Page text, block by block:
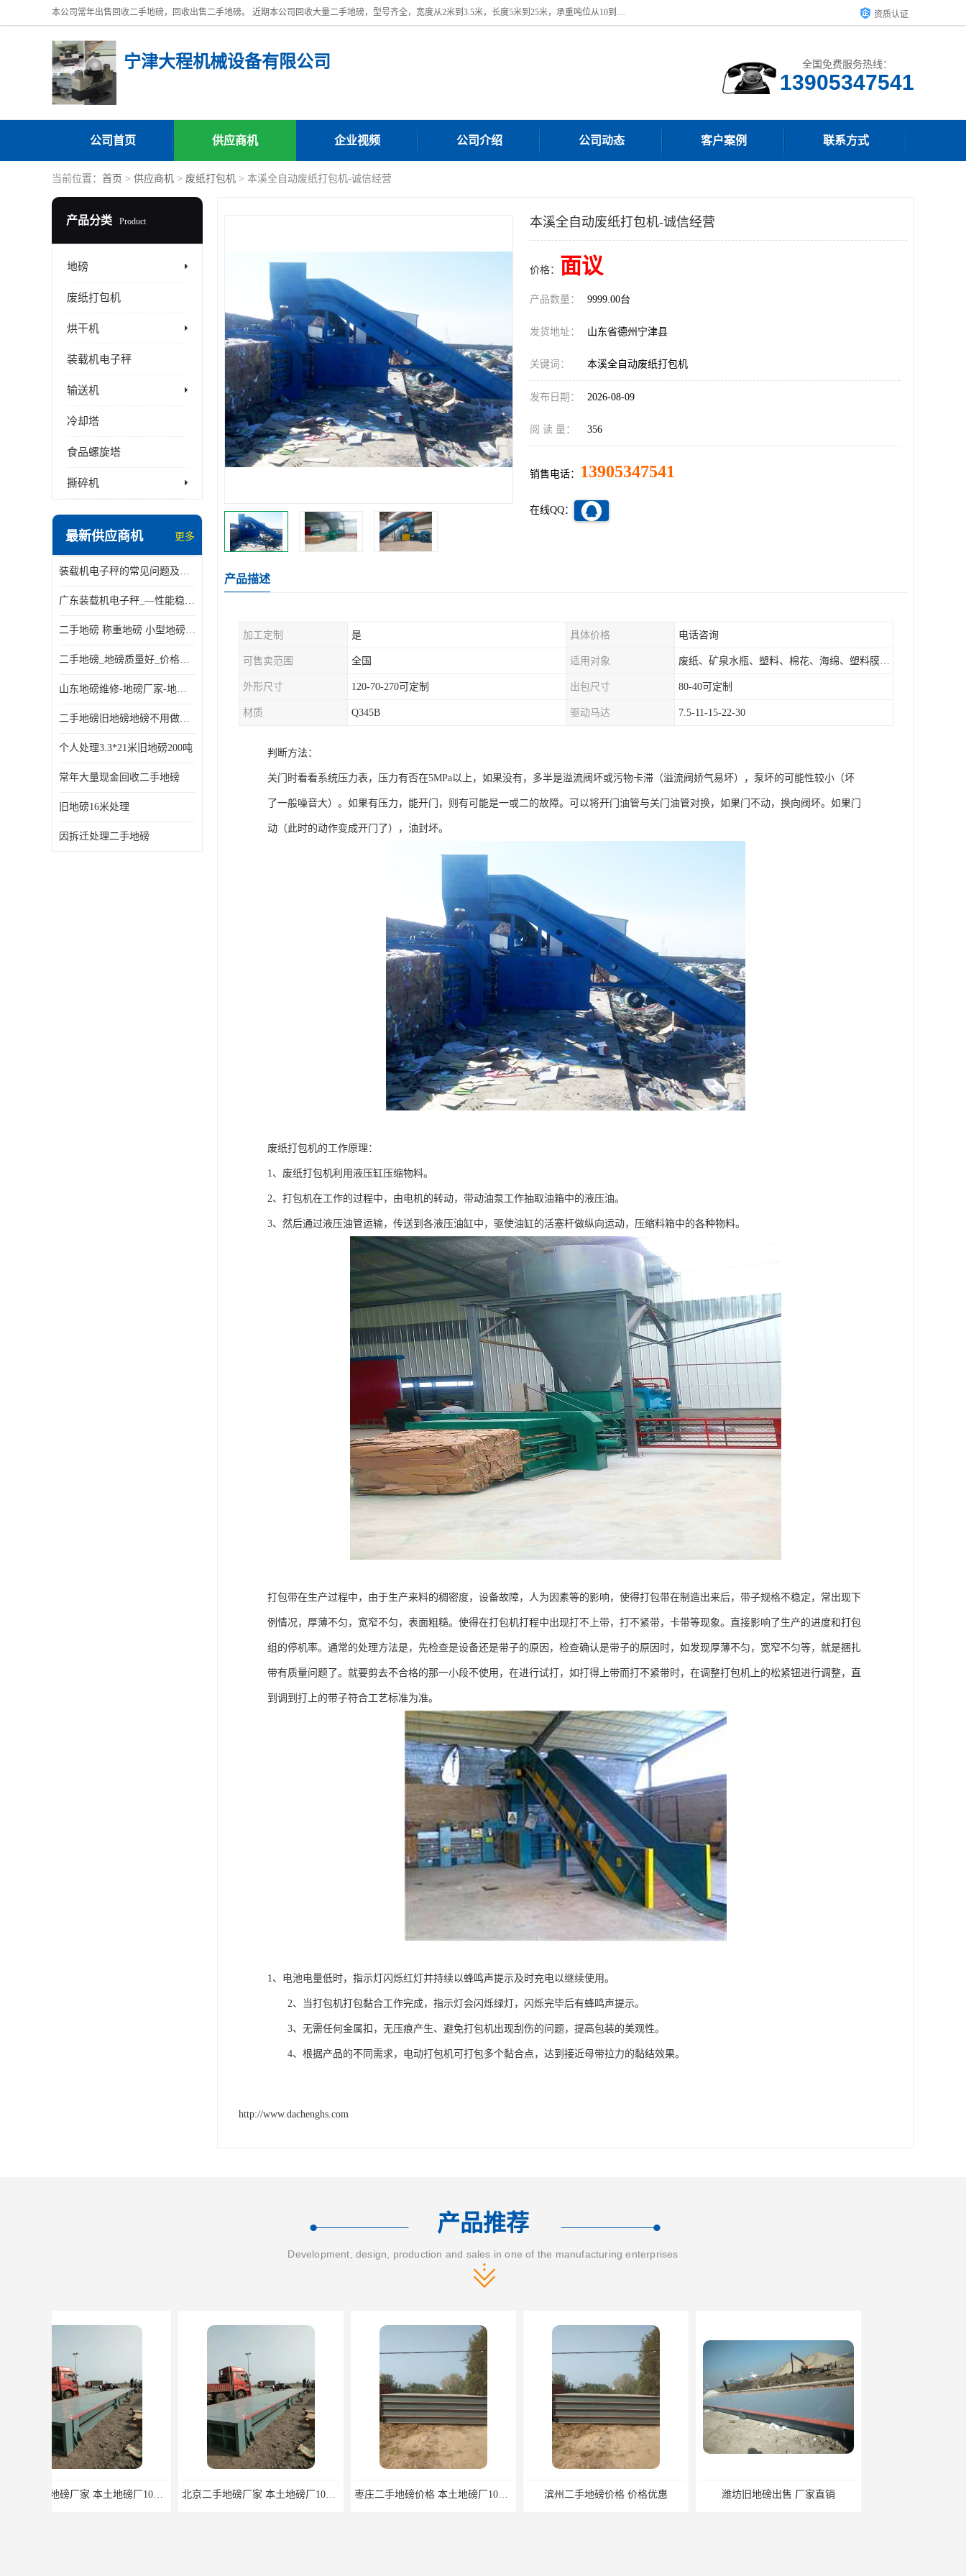
本公司常年出售回收二手地磅，回收出售二手地磅。 近期本公司回收大量二手地磅，型号齐全，宽度从2米到3.5米，长度5米到25米，承重吨位从10到200吨，成色7—9成新。 ? 使用年限6个月至2年，产品来源于个人闲置品，工矿企业停用品，因小换大而来。 精准度和新的一样， 二手地磅是内行人的选择，打个电话就省钱朋友您好等什么 资质认证
宁津大程机械设备有限公司 全国免费服务热线：
13905347541
公司首页 供应商机 企业视频 公司介绍 公司动态 客户案例 联系方式
当前位置： 首页 > 供应商机 > 废纸打包机 > 本溪全自动废纸打包机-诚信经营
产品分类 Product
地磅
废纸打包机
烘干机
装载机电子秤
输送机
冷却塔
食品螺旋塔
撕碎机
最新供应商机 更多
装载机电子秤的常见问题及解决方法介绍
广东装载机电子秤_—性能稳定—操作简单—品质可靠
二手地磅 称重地磅 小型地磅 一百吨地磅
二手地磅_地磅质量好_价格便宜这里找【地磅行家】
山东地磅维修-地磅厂家-地磅价格-二手地磅
二手地磅旧地磅地磅不用做地基
个人处理3.3*21米旧地磅200吨
常年大量现金回收二手地磅
旧地磅16米处理
因拆迁处理二手地磅
本溪全自动废纸打包机-诚信经营
价格： 面议
产品数量： 9999.00台
发货地址： 山东省德州宁津县
关键词： 本溪全自动废纸打包机
发布日期： 2026-08-09
阅 读 量： 356
销售电话： 13905347541
在线QQ：
产品描述
加工定制 是 具体价格 电话咨询
可售卖范围 全国 适用对象 废纸、矿泉水瓶、塑料、棉花、海绵、塑料膜、垃圾、废料等
外形尺寸 120-70-270可定制 出包尺寸 80-40可定制
材质 Q345B 驱动马达 7.5-11-15-22-30
判断方法：
关门时看看系统压力表，压力有否在5MPa以上，如果没有，多半是溢流阀坏或污物卡滞（溢流阀娇气易坏），泵坏的可能性较小（坏
了一般噪音大）。如果有压力，能开门，则有可能是一或二的故障。可以将开门油管与关门油管对换，如果门不动，换向阀坏。如果门
动（此时的动作变成开门了），油封坏。
废纸打包机的工作原理：
1、废纸打包机利用液压缸压缩物料。
2、打包机在工作的过程中，由电机的转动，带动油泵工作抽取油箱中的液压油。
3、然后通过液压油管运输，传送到各液压油缸中，驱使油缸的活塞杆做纵向运动，压缩料箱中的各种物料。
打包带在生产过程中，由于生产来料的稠密度，设备故障，人为因素等的影响，使得打包带在制造出来后，带子规格不稳定，常出现下
例情况，厚薄不匀，宽窄不匀，表面粗糙。使得在打包机打程中出现打不上带，打不紧带，卡带等现象。直接影响了生产的进度和打包
组的停机率。通常的处理方法是，先检查是设备还是带子的原因，检查确认是带子的原因时，如发现厚薄不匀，宽窄不匀等，就是捆扎
带有质量问题了。就要剪去不合格的那一小段不使用，在进行试打，如打得上带而打不紧带时，在调整打包机上的松紧钮进行调整，直
到调到打上的带子符合工艺标准为准。
1、电池电量低时，指示灯闪烁红灯并持续以蜂鸣声提示及时充电以继续使用。
2、当打包机打包黏合工作完成，指示灯会闪烁绿灯，闪烁完毕后有蜂鸣声提示。
3、无需任何金属扣，无压痕产生、避免打包机出现刮伤的问题，提高包装的美观性。
4、根据产品的不同需求，电动打包机可打包多个黏合点，达到接近母带拉力的黏结效果。
http://www.dachenghs.com
产品推荐
Development, design, production and sales in one of the manufacturing enterprises
北京二手地磅厂家 本土地磅厂100秒报价 枣庄二手地磅价格 本土地磅厂100秒报价 滨州二手地磅价格 价格优惠 潍坊旧地磅出售 厂家直销